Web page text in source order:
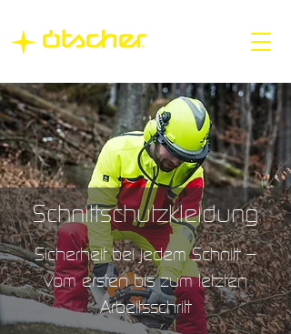
Schnittschutzkleidung
Sicherheit bei jedem Schnitt –
vom ersten bis zum letzten
Arbeitsschritt